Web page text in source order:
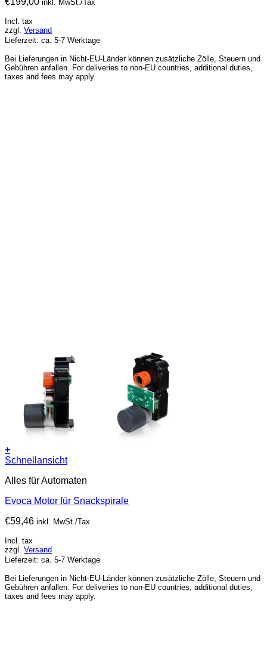
inkl. MwSt./Tax
Incl. tax
zzgl. Versand
Lieferzeit: ca. 5-7 Werktage
Bei Lieferungen in Nicht-EU-Länder können zusätzliche Zölle, Steuern und
Gebühren anfallen. For deliveries to non-EU countries, additional duties,
taxes and fees may apply.
+
Schnellansicht
Alles für Automaten
Evoca Motor für Snackspirale
€59,46 inkl. MwSt./Tax
Incl. tax
zzgl. Versand
Lieferzeit: ca. 5-7 Werktage
Bei Lieferungen in Nicht-EU-Länder können zusätzliche Zölle, Steuern und
Gebühren anfallen. For deliveries to non-EU countries, additional duties,
taxes and fees may apply.